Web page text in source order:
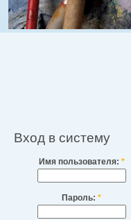
Вход в систему
Имя пользователя: *
Пароль: *